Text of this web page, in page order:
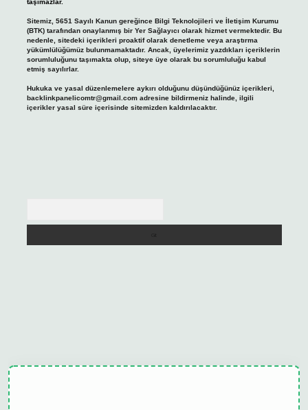
taşımazlar.
Sitemiz, 5651 Sayılı Kanun gereğince Bilgi Teknolojileri ve İletişim Kurumu
(BTK) tarafından onaylanmış bir Yer Sağlayıcı olarak hizmet vermektedir. Bu
nedenle, sitedeki içerikleri proaktif olarak denetleme veya araştırma
yükümlülüğümüz bulunmamaktadır. Ancak, üyelerimiz yazdıkları içeriklerin
sorumluluğunu taşımakta olup, siteye üye olarak bu sorumluluğu kabul
etmiş sayılırlar.
Hukuka ve yasal düzenlemelere aykırı olduğunu düşündüğünüz içerikleri,
backlinkpanelicomtr@gmail.comadresine bildirmeniz halinde, ilgili
içerikler yasal süre içerisinde sitemizden kaldırılacaktır.